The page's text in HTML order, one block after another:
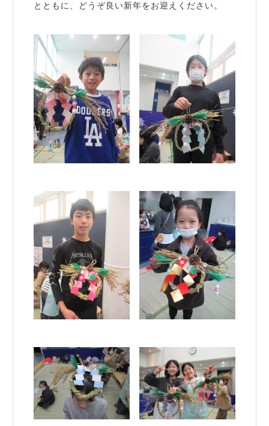
とともに、どうぞ良い新年をお迎えください。